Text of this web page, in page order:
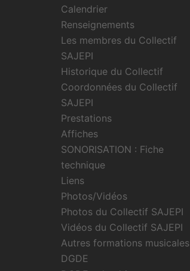
Calendrier
Renseignements
Les membres du Collectif
SAJEPI
Historique du Collectif
Coordonnées du Collectif
SAJEPI
Prestations
Affiches
SONORISATION : Fiche
technique
Liens
Photos/Vidéos
Photos du Collectif SAJEPI
Vidéos du Collectif SAJEPI
Autres formations musicales
DGDE